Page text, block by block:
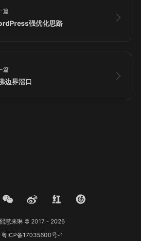
篇
强优化思路
篇
边界滘口
熙慧来琳 © 2017 - 2026
粤ICP备17035600号-1